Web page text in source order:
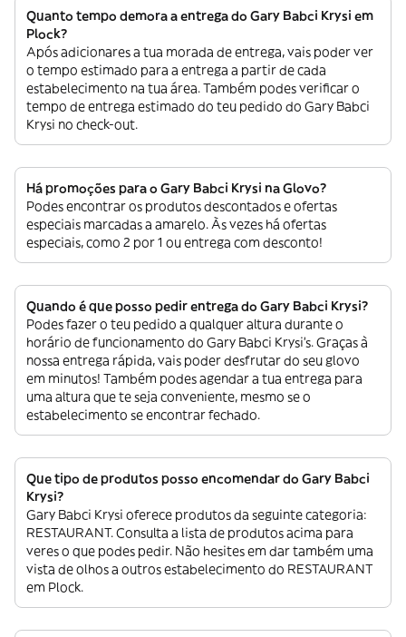
Quanto tempo demora a entrega do Gary Babci Krysi em
Plock?
Após adicionares a tua morada de entrega, vais poder ver
o tempo estimado para a entrega a partir de cada
estabelecimento na tua área. Também podes verificar o
tempo de entrega estimado do teu pedido do Gary Babci
Krysi no check-out.
Há promoções para o Gary Babci Krysi na Glovo?
Podes encontrar os produtos descontados e ofertas
especiais marcadas a amarelo. Às vezes há ofertas
especiais, como 2 por 1 ou entrega com desconto!
Quando é que posso pedir entrega do Gary Babci Krysi?
Podes fazer o teu pedido a qualquer altura durante o
horário de funcionamento do Gary Babci Krysi’s. Graças à
nossa entrega rápida, vais poder desfrutar do seu glovo
em minutos! Também podes agendar a tua entrega para
uma altura que te seja conveniente, mesmo se o
estabelecimento se encontrar fechado.
Que tipo de produtos posso encomendar do Gary Babci
Krysi?
Gary Babci Krysi oferece produtos da seguinte categoria:
RESTAURANT. Consulta a lista de produtos acima para
veres o que podes pedir. Não hesites em dar também uma
vista de olhos a outros estabelecimento do RESTAURANT
em Plock.